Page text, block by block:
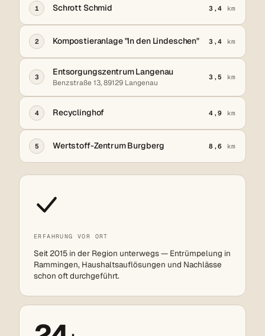
1 Schrott Schmid 3,4 km
2 Kompostieranlage "In den Lindeschen" 3,4 km
3
Entsorgungszentrum Langenau
Benzstraße 13, 89129 Langenau
3,5 km
4 Recyclinghof 4,9 km
5 Wertstoff-Zentrum Burgberg 8,6 km
ERFAHRUNG VOR ORT
Seit 2015 in der Region unterwegs — Entrümpelung in
Rammingen, Haushaltsauflösungen und Nachlässe
schon oft durchgeführt.